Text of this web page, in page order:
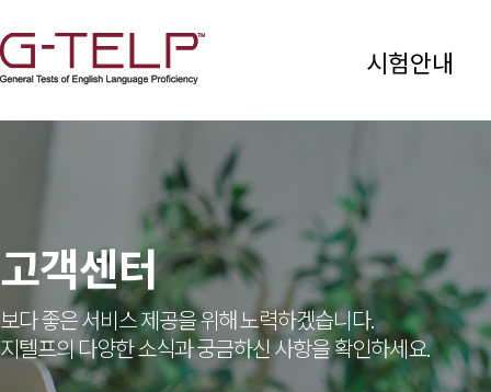
시험안내
고객센터
보다 좋은 서비스 제공을 위해 노력하겠습니다.
지텔프의 다양한 소식과 궁금하신 사항을 확인하세요.